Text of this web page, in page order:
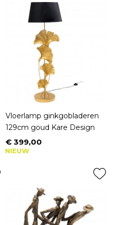
Vloerlamp ginkgobladeren
129cm goud Kare Design
Prijs
€ 399,00
NIEUW